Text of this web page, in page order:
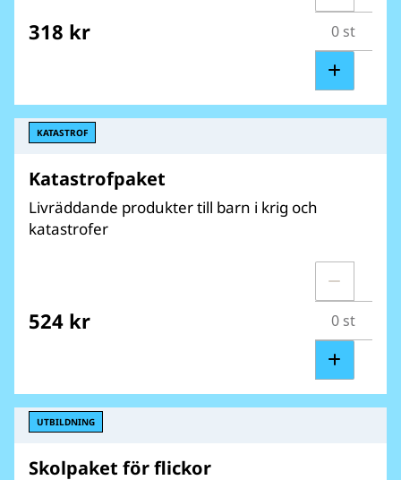
318 kr
KATASTROF
Katastrofpaket
Livräddande produkter till barn i krig och
katastrofer
524 kr
UTBILDNING
Skolpaket för flickor